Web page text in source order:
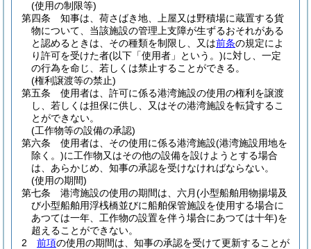
(使用の制限等)
第四条
知事は、荷さばき地、上屋又は野積場に蔵置する貨
物について、当該施設の管理上支障が生ずるおそれがある
と認めるときは、その種類を制限し、又は前条の規定によ
り許可を受けた者(以下「使用者」という。)に対し、一定
の行為を命じ、若しくは禁止することができる。
(権利譲渡等の禁止)
第五条
使用者は、許可に係る港湾施設の使用の権利を譲渡
し、若しくは担保に供し、又はその港湾施設を転貸するこ
とができない。
(工作物等の設備の承認)
第六条
使用者は、その使用に係る港湾施設(港湾施設用地を
除く。)に工作物又はその他の設備を設けようとする場合
は、あらかじめ、知事の承認を受けなければならない。
(使用の期間)
第七条
港湾施設の使用の期間は、六月(小型船舶用物揚場及
び小型船舶用浮桟橋並びに船舶保管施設を使用する場合に
あつては一年、工作物の設置を伴う場合にあつては十年)を
超えることができない。
2
前項の使用の期間は、知事の承認を受けて更新することが